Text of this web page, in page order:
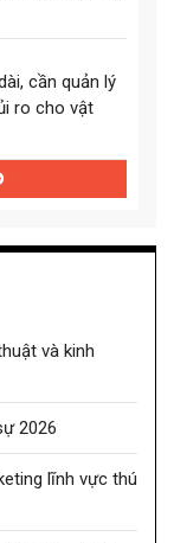
cần quản lý
ro cho vật
và kinh
2026
lĩnh vực thú